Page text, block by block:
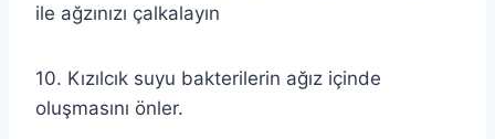
ile ağzınızı çalkalayın
10. Kızılcık suyu bakterilerin ağız içinde
oluşmasını önler.